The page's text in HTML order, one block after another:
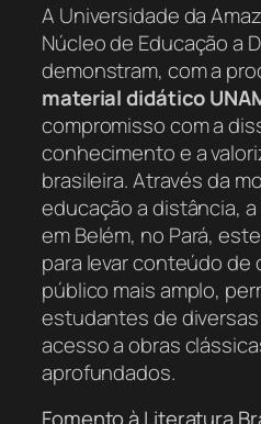
A Universidade da
Núcleo de Educação a
demonstram, com a
material didático
compromisso com a
conhecimento e a
brasileira. Através da
educação a distância,
em Belém, no Pará,
para levar conteúdo de
público mais amplo,
estudantes de
acesso a obras
aprofundados.